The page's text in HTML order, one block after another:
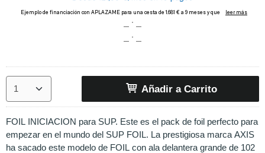
Añadir a Carrito
FOIL INICIACION para SUP. Este es el pack de foil perfecto para
empezar en el mundo del SUP FOIL. La prestigiosa marca AXIS
ha sacado este modelo de FOIL con ala delantera grande de 102